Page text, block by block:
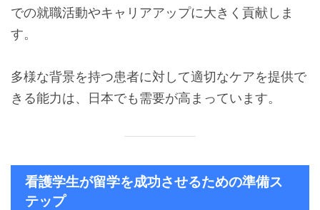
での就職活動やキャリアアップに大きく貢献しま
す。
多様な背景を持つ患者に対して適切なケアを提供で
きる能力は、日本でも需要が高まっています。
看護学生が留学を成功させるための準備ス
テップ